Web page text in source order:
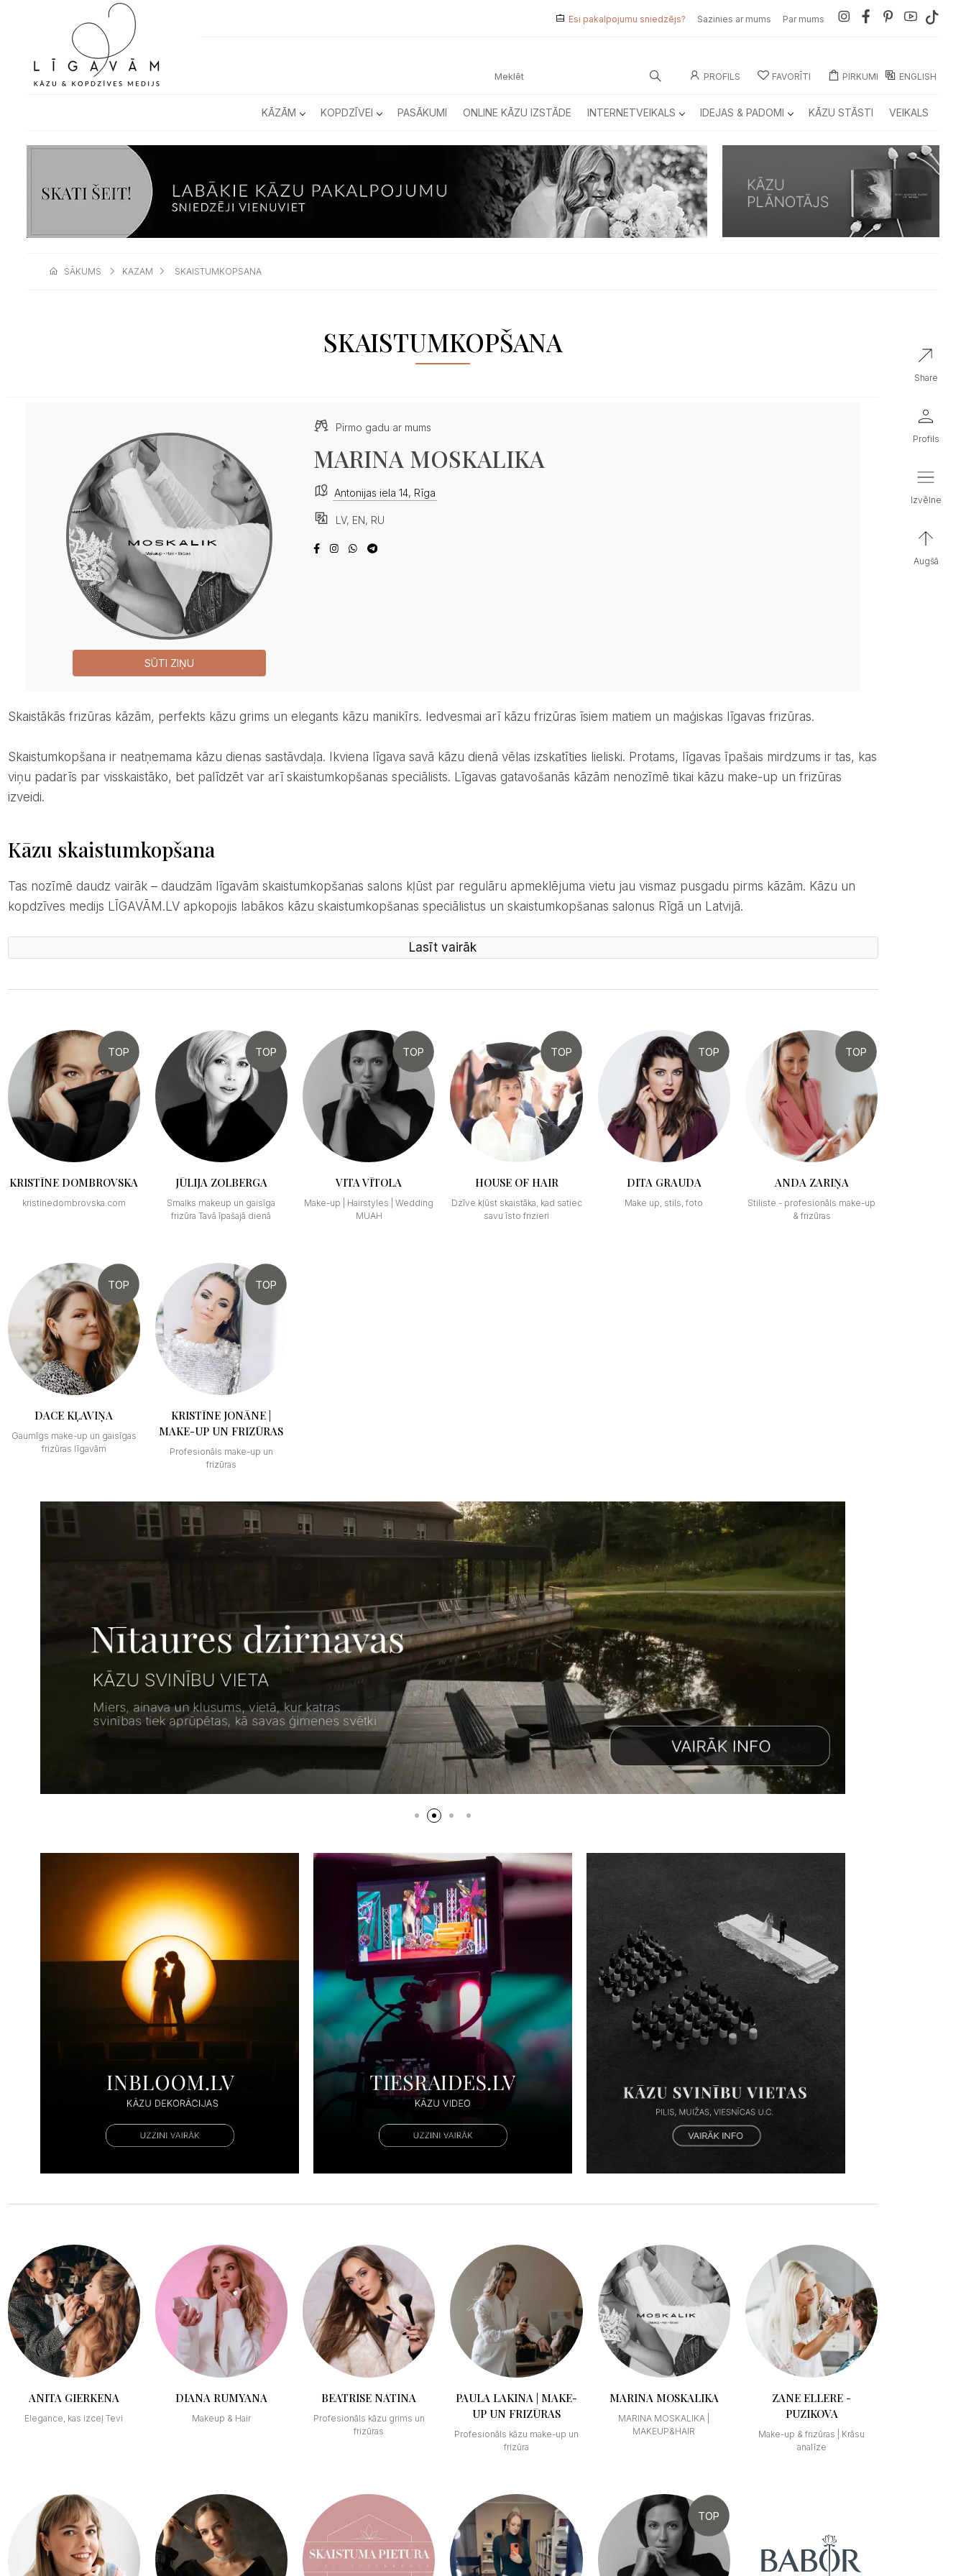
Esi pakalpojumu sniedzējs? Sazinies ar mums Par mums
PROFILS FAVORĪTI PIRKUMI ENGLISH
KĀZĀM KOPDZĪVEI PASĀKUMI ONLINE KĀZU IZSTĀDE INTERNETVEIKALS IDEJAS & PADOMI KĀZU STĀSTI VEIKALS
SĀKUMS KAZAM SKAISTUMKOPSANA
SKAISTUMKOPŠANA
SŪTI ZIŅU
Pirmo gadu ar mums
MARINA MOSKALIKA
Antonijas iela 14, Rīga
LV, EN, RU
Skaistākās frizūras kāzām, perfekts kāzu grims un elegants kāzu manikīrs. Iedvesmai arī kāzu frizūras īsiem matiem un maģiskas līgavas frizūras.
Skaistumkopšana ir neatņemama kāzu dienas sastāvdaļa. Ikviena līgava savā kāzu dienā vēlas izskatīties lieliski. Protams, līgavas īpašais mirdzums ir tas, kas
viņu padarīs par visskaistāko, bet palīdzēt var arī skaistumkopšanas speciālists. Līgavas gatavošanās kāzām nenozīmē tikai kāzu make-up un frizūras
izveidi.
Kāzu skaistumkopšana
Tas nozīmē daudz vairāk – daudzām līgavām skaistumkopšanas salons kļūst par regulāru apmeklējuma vietu jau vismaz pusgadu pirms kāzām. Kāzu un
kopdzīves medijs LĪGAVĀM.LV apkopojis labākos kāzu skaistumkopšanas speciālistus un skaistumkopšanas salonus Rīgā un Latvijā.
Lasīt vairāk
TOP
KRISTĪNE DOMBROVSKA
kristinedombrovska.com
TOP
JŪLIJA ZOLBERGA
Smalks makeup un gaisīga
frizūra Tavā īpašajā dienā
TOP
VITA VĪTOLA
Make-up | Hairstyles | Wedding
MUAH
TOP
HOUSE OF HAIR
Dzīve kļūst skaistāka, kad satiec
savu īsto frizieri
TOP
DITA GRAUDA
Make up, stils, foto
TOP
ANDA ZARIŅA
Stiliste - profesionāls make-up
& frizūras
TOP
DACE KĻAVIŅA
Gaumīgs make-up un gaisīgas
frizūras līgavām
TOP
KRISTĪNE JONĀNE |
MAKE-UP UN FRIZŪRAS
Profesionāls make-up un
frizūras
ANITA GIERKENA
Elegance, kas izceļ Tevi
DIANA RUMYANA
Makeup & Hair
BEATRISE NATINA
Profesionāls kāzu grims un
frizūras
PAULA LAKINA | MAKE-
UP UN FRIZŪRAS
Profesionāls kāzu make-up un
frizūra
MARINA MOSKALIKA
MARINA MOSKALIKA |
MAKEUP&HAIR
ZANE ELLERE -
PUZIKOVA
Make-up & frizūras | Krāsu
analīze
TOP
share
profils
izvēlne
augšā